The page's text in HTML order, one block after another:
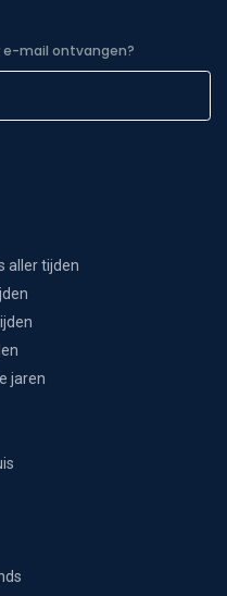
mail ontvangen?
aller tijden
jaren